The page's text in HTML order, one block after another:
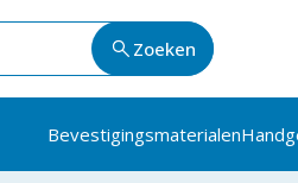
Zoeken
Bevestigingsmaterialen